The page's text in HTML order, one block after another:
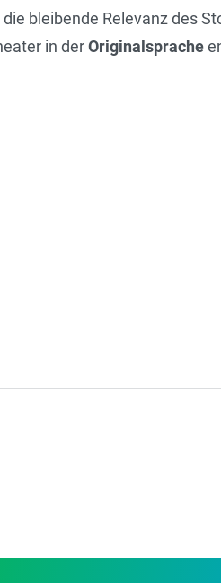
bleibende Relevanz des
in derOriginalsprache